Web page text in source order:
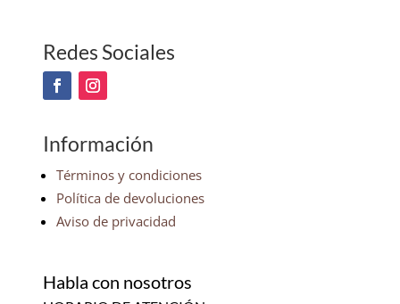
Redes Sociales
Información
Términos y condiciones
Política de devoluciones
Aviso de privacidad
Habla con nosotros